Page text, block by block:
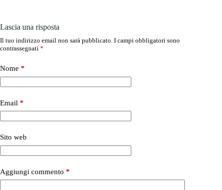
Lascia una risposta
Il tuo indirizzo email non sarà pubblicato. I campi obbligatori sono
contrassegnati *
Nome *
Email *
Sito web
Aggiungi commento *